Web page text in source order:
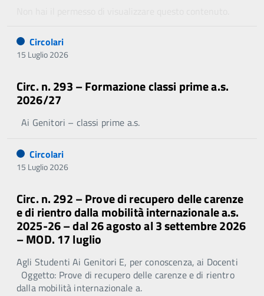
Circolari
15 Luglio 2026
Circ. n. 293 – Formazione classi prime a.s.
2026/27
Ai Genitori – classi prime a.s.
Circolari
15 Luglio 2026
Circ. n. 292 – Prove di recupero delle carenze
e di rientro dalla mobilità internazionale a.s.
2025-26 – dal 26 agosto al 3 settembre 2026
– MOD. 17 luglio
Agli Studenti Ai Genitori E, per conoscenza, ai Docenti
Oggetto: Prove di recupero delle carenze e di rientro
dalla mobilità internazionale a.